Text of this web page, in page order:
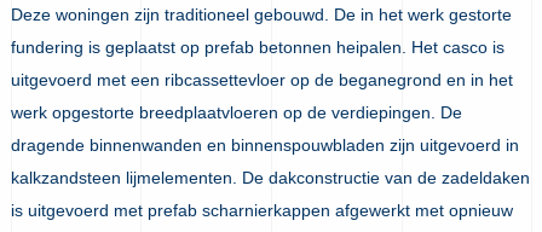
Deze woningen zijn traditioneel gebouwd. De in het werk gestorte
fundering is geplaatst op prefab betonnen heipalen. Het casco is
uitgevoerd met een ribcassettevloer op de beganegrond en in het
werk opgestorte breedplaatvloeren op de verdiepingen. De
dragende binnenwanden en binnenspouwbladen zijn uitgevoerd in
kalkzandsteen lijmelementen. De dakconstructie van de zadeldaken
is uitgevoerd met prefab scharnierkappen afgewerkt met opnieuw